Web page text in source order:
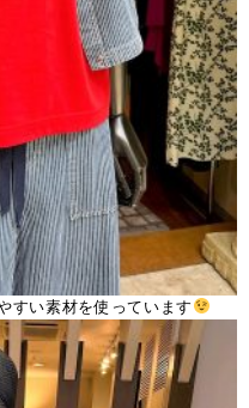
すい素材を使っています